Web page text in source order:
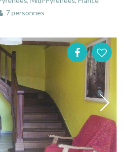
7 personnes